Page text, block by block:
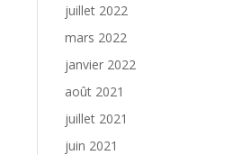
juillet 2022
mars 2022
janvier 2022
août 2021
juillet 2021
juin 2021